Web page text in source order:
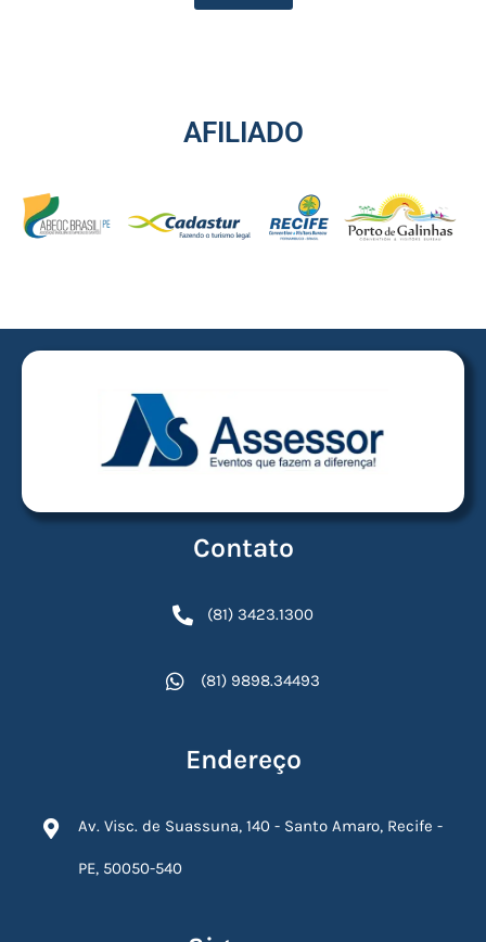
AFILIADO
Contato
(81) 3423.1300
(81) 9898.34493
Endereço
Av. Visc. de Suassuna, 140 - Santo Amaro, Recife -
PE, 50050-540